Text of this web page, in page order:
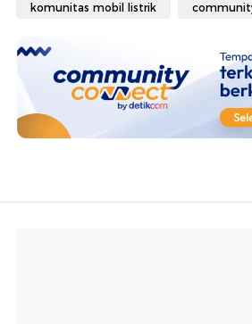
komunitas mobil listrik